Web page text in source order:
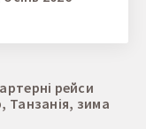
рейси
Танзанія, зима